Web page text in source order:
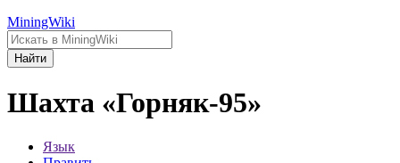
MiningWiki
Найти
Шахта «Горняк-95»
Язык